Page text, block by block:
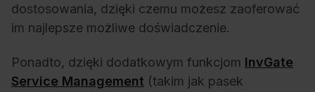
dostosowania, dzięki czemu możesz zaoferować
im najlepsze możliwe doświadczenie.
Ponadto, dzięki dodatkowym funkcjom InvGate
Service Management (takim jak pasek